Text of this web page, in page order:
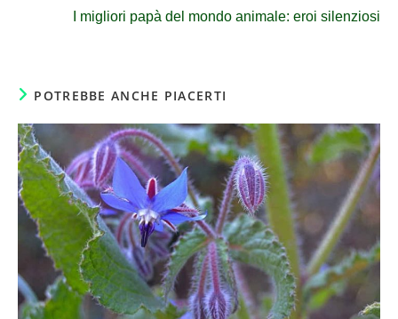
I migliori papà del mondo animale: eroi silenziosi
POTREBBE ANCHE PIACERTI